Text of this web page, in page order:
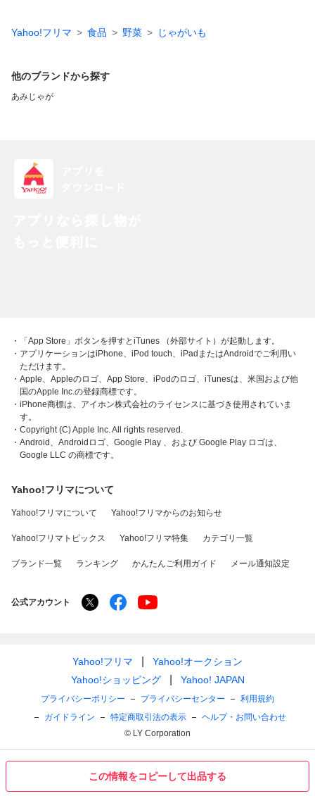
この情報をコピーして出品する
Yahoo!フリマ 食品 野菜 じゃがいも
他のブランドから探す
あみじゃが
・「App Store」ボタンを押すとiTunes （外部サイト）が起動します。
・アプリケーションはiPhone、iPod touch、iPadまたはAndroidでご利用い
ただけます。
・Apple、Appleのロゴ、App Store、iPodのロゴ、iTunesは、米国および他
国のApple Inc.の登録商標です。
・iPhone商標は、アイホン株式会社のライセンスに基づき使用されていま
す。
・Copyright (C) Apple Inc. All rights reserved.
・Android、Androidロゴ、Google Play 、および Google Play ロゴは、
Google LLC の商標です。
Yahoo!フリマについて
Yahoo!フリマについて Yahoo!フリマからのお知らせ
Yahoo!フリマトピックス Yahoo!フリマ特集 カテゴリ一覧
ブランド一覧 ランキング かんたんご利用ガイド メール通知設定
公式アカウント
Yahoo!フリマ
Yahoo!オークション
Yahoo!ショッピング
Yahoo! JAPAN
プライバシーポリシー プライバシーセンター
利用規約
ガイドライン
特定商取引法の表示
ヘルプ・お問い合わせ
© LY Corporation